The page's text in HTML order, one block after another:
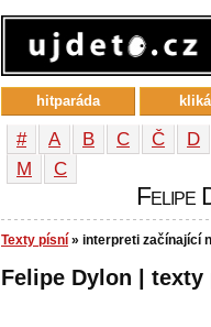
# A B C Č D
М
С
Felipe
Texty písní » interpreti začínající
Felipe Dylon |
hitparáda